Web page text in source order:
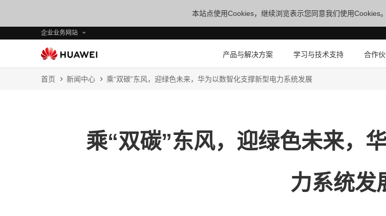
本站点使用Cookies，继续浏览表示您同意我们使用Cookies。
企业业务网站
产品与解决方案 学习与技术支持 合作
首页 新闻中心 乘“双碳”东风，迎绿色未来，华为以数智化支撑新型电力系统发展
乘“双碳”东风，迎绿色未来，
力系统发